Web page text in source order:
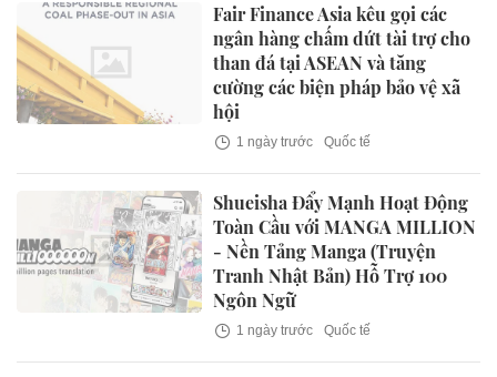
Fair Finance Asia kêu gọi các
ngân hàng chấm dứt tài trợ cho
than đá tại ASEAN và tăng
cường các biện pháp bảo vệ xã
hội
1 ngày trước Quốc tế
Shueisha Đẩy Mạnh Hoạt Động
Toàn Cầu với MANGA MILLION
- Nền Tảng Manga (Truyện
Tranh Nhật Bản) Hỗ Trợ 100
Ngôn Ngữ
1 ngày trước Quốc tế